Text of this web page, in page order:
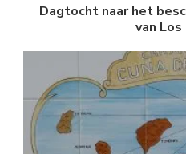
Dagtocht naar het
van